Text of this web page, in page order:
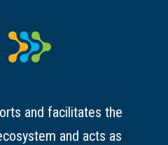
and facilitates the
and acts as